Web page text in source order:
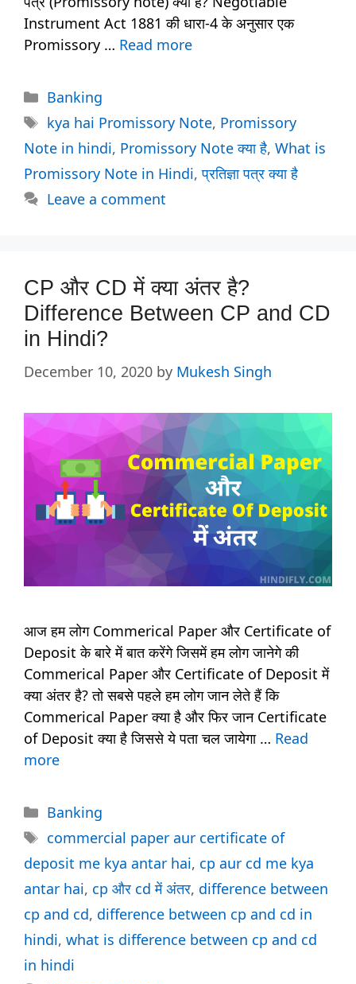
Instrument Act 1881 की धारा-4 के अनुसार एक
Promissory … Read more
Categories
Banking
Tags
kya hai Promissory Note, Promissory
Note in hindi, Promissory Note क्या है, What is
Promissory Note in Hindi,प्रतिज्ञा पत्र क्या है
Leave a comment
CP और CD में क्या अंतर है?
Difference Between CP and CD
in Hindi?
December 10, 2020 by Mukesh Singh
आज हम लोग Commerical Paper और Certificate of
Deposit के बारे में बात करेंगे जिसमें हम लोग जानेगे की
Commerical Paper और Certificate of Deposit में
क्या अंतर है? तो सबसे पहले हम लोग जान लेते हैं कि
Commerical Paper क्या है और फिर जान Certificate
of Deposit क्या है जिससे ये पता चल जायेगा … Read
more
Categories
Banking
Tags
commercial paper aur certificate of
deposit me kya antar hai, cp aur cd me kya
antar hai, cp और cd में अंतर, difference between
cp and cd, difference between cp and cd in
hindi, what is difference between cp and cd
in hindi